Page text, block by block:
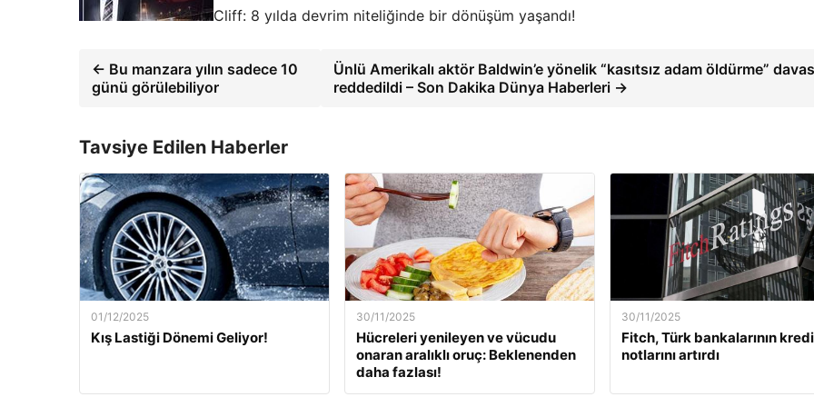
Cliff: 8 yılda devrim niteliğinde bir dönüşüm yaşandı!
← Bu manzara yılın sadece 10
günü görülebiliyor
Ünlü Amerikalı aktör Baldwin’e yönelik “kasıtsız adam öldürme”
reddedildi – Son Dakika Dünya Haberleri →
Tavsiye Edilen Haberler
01/12/2025
Kış Lastiği Dönemi Geliyor!
30/11/2025
Hücreleri yenileyen ve vücudu
onaran aralıklı oruç: Beklenenden
daha fazlası!
30/11/2025
Fitch, Türk bankalarının kredi
notlarını artırdı